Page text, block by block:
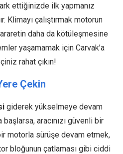
ettiğinizde ilk yapmanız
Klimayı çalıştırmak motorun
daha da kötüleşmesine
yaşamamak için Carvak’a
rahat çıkın!
Çekin
giderek yükselmeye devam
aracınızı güvenli bir
motorla sürüşe devam etmek,
bloğunun çatlaması gibi ciddi